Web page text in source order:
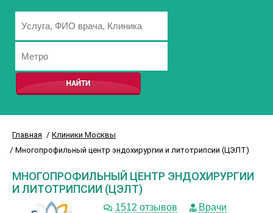
Главная
Клиники Москвы
Многопрофильный центр эндохирургии и литотрипсии (ЦЭЛТ)
МНОГОПРОФИЛЬНЫЙ ЦЕНТР ЭНДОХИРУРГИИ
И ЛИТОТРИПСИИ (ЦЭЛТ)
1512 отзывов
Врачи